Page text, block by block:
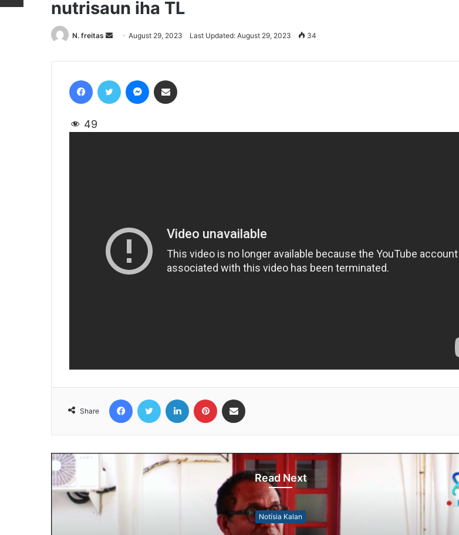
nutrisaun iha TL
N. freitas
Send
email
August 29, 2023 Last Updated: August 29, 2023 34
49
Share
Read Next
Notísia Kalan